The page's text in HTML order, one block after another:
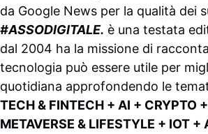
da Google News per la qualità dei
#ASSODIGITALE. è una testata
dal 2004 ha la missione di
tecnologia può essere utile per
quotidiana approfondendo le
TECH & FINTECH + AI + CRYPTO
METAVERSE & LIFESTYLE + IOT +